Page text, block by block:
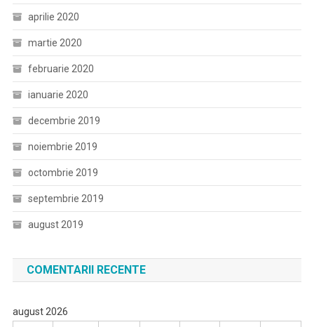
aprilie 2020
martie 2020
februarie 2020
ianuarie 2020
decembrie 2019
noiembrie 2019
octombrie 2019
septembrie 2019
august 2019
COMENTARII RECENTE
august 2026